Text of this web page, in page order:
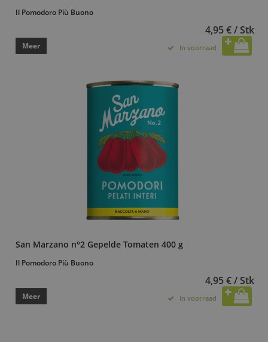
Il Pomodoro Più Buono
4,95 € / Stk
Meer In voorraad
San Marzano n°2 Gepelde Tomaten 400 g
Il Pomodoro Più Buono
4,95 € / Stk
Meer In voorraad